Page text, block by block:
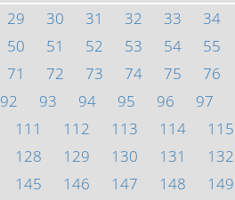
29 30 31 32 33 34
50 51 52 53 54 55
71 72 73 74 75 76
92 93 94 95 96 97
111 112 113 114 115
128 129 130 131 132
145 146 147 148 149